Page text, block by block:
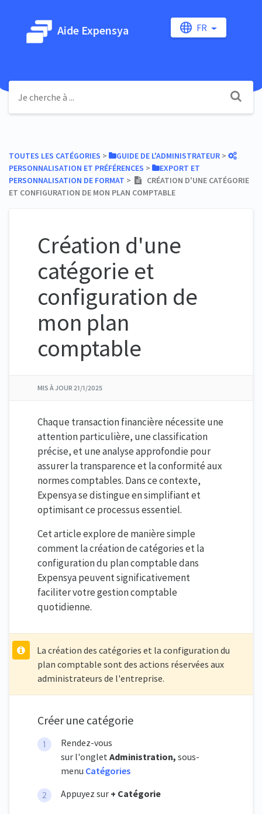
Aide Expensya FR
TOUTES LES CATÉGORIES ​ > ​ ​GUIDE DE L'ADMINISTRATEUR ​ > ​
PERSONNALISATION ET PRÉFÉRENCES ​ > ​
​EXPORT ET
PERSONNALISATION DE FORMAT ​ > ​
CRÉATION D'UNE CATÉGORIE
ET CONFIGURATION DE MON PLAN COMPTABLE
Création d'une
catégorie et
configuration de
mon plan
comptable
MIS À JOUR 21/1/2025
Chaque transaction financière nécessite une
attention particulière, une classification
précise, et une analyse approfondie pour
assurer la transparence et la conformité aux
normes comptables. Dans ce contexte,
Expensya se distingue en simplifiant et
optimisant ce processus essentiel.
Cet article explore de manière simple
comment la création de catégories et la
configuration du plan comptable dans
Expensya peuvent significativement
faciliter votre gestion comptable
quotidienne.
La création des catégories et la configuration du
plan comptable sont des actions réservées aux
administrateurs de l'entreprise.
Créer une catégorie
Rendez-vous
sur l'onglet Administration, sous-
menu Catégories
Appuyez sur + Catégorie